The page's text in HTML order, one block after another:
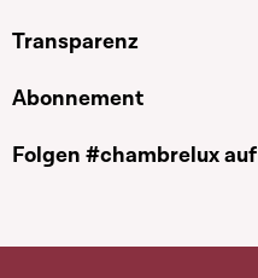
Transparenz
Abonnement
Folgen #chambrelux auf